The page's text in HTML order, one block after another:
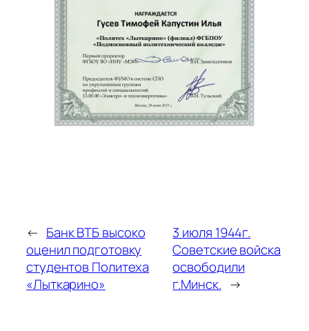
← Банк ВТБ высоко
оценил подготовку
студентов Политеха
«Лыткарино»
3 июля 1944г.
Советские войска
освободили
г.Минск. →